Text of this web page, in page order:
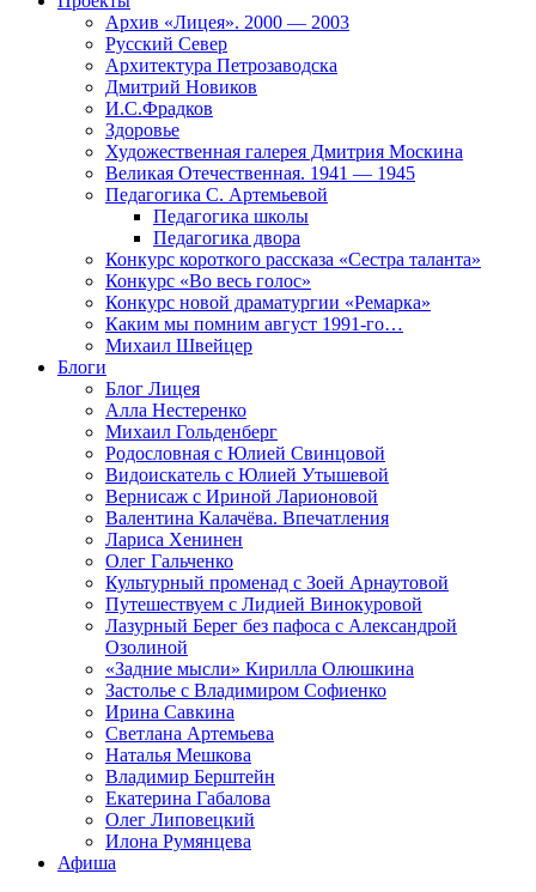
Архив «Лицея». 2000 — 2003
Русский Север
Архитектура Петрозаводска
Дмитрий Новиков
И.С.Фрадков
Здоровье
Художественная галерея Дмитрия Москина
Великая Отечественная. 1941 — 1945
Педагогика С. Артемьевой
Педагогика школы
Педагогика двора
Конкурс короткого рассказа «Сестра таланта»
Конкурс «Во весь голос»
Конкурс новой драматургии «Ремарка»
Каким мы помним август 1991-го…
Михаил Швейцер
Блоги
Блог Лицея
Алла Нестеренко
Михаил Гольденберг
Родословная с Юлией Свинцовой
Видоискатель с Юлией Утышевой
Вернисаж с Ириной Ларионовой
Валентина Калачёва. Впечатления
Лариса Хенинен
Олег Гальченко
Культурный променад с Зоей Арнаутовой
Путешествуем с Лидией Винокуровой
Лазурный Берег без пафоса с Александрой
Озолиной
«Задние мысли» Кирилла Олюшкина
Застолье с Владимиром Софиенко
Ирина Савкина
Светлана Артемьева
Наталья Мешкова
Владимир Берштейн
Екатерина Габалова
Олег Липовецкий
Илона Румянцева
Афиша